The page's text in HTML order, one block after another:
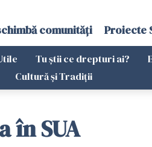
comunități Proiecte
Tu știi ce drepturi ai?
Cultură și Tradiții
în SUA